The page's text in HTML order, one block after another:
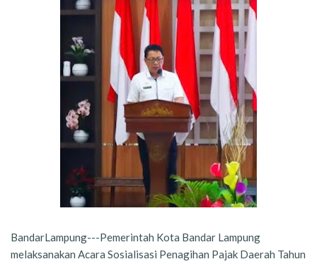
BandarLampung---Pemerintah Kota Bandar Lampung
melaksanakan Acara Sosialisasi Penagihan Pajak Daerah Tahun